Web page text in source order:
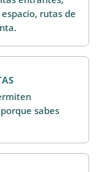
rutas de
sabes